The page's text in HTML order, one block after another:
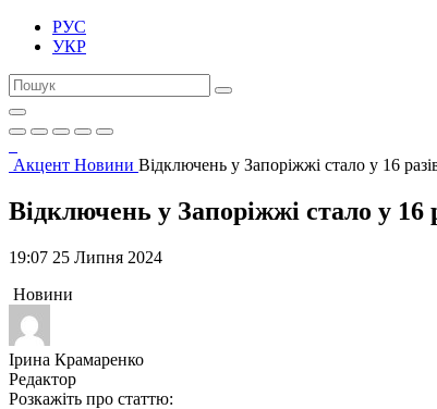
РУС
УКР
Акцент Новини Відключень у Запоріжжі стало у 16
Відключень у Запоріжжі стало у 16
19:07 25 Липня 2024
Новини
Ірина Крамаренко
Редактор
Розкажіть про статтю: